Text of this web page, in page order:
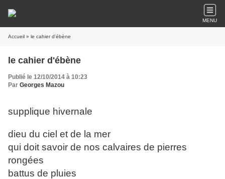
MENU
Accueil » le cahier d'ébène
le cahier d'ébène
Publié le 12/10/2014 à 10:23
Par Georges Mazou
supplique hivernale
dieu du ciel et de la mer
qui doit savoir de nos calvaires de pierres
rongées
battus de pluies